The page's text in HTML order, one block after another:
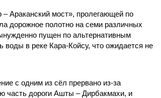
Араканский мост», пролегающей по
дорожное полотно на семи различных
пущен по альтернативным
воды в реке Кара-Койсу, что ожидается не
с одним из сёл прервано из-за
часть дороги Ашты – Дирбакмахи, и